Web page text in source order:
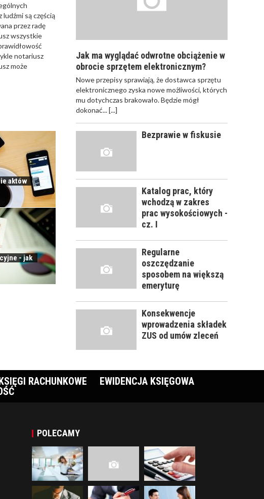
są częścią
przez radę
wszystkie
notariusz
może
aktów
- jak
PRACOWNIKÓW?
JAK POWINNO
WYGLĄDAĆ
PRAWIDŁOWE
SZKOLENIE
CZĘŚĆ PIERWSZA!
SZKOLENIE
PRACOWNIKÓW?
CZĘŚĆ DRUGA!
ROZWÓJ
PRACOWNIKA - JAK O
NIEGO DBAĆ?
Jak ma wyglądać odwrotne obciążenie w
obrocie sprzętem elektronicznym?
Nowe przepisy sprawiają, że dostawca sprzętu
elektronicznego zyska nowe możliwości, których
mu dotychczas brakowało. Będzie mógł
dokonać...[...]
Bezprawie w fiskusie
Katalog prac, który
wchodzą w zakres
prac wysokościowych -
cz. I
Regularne
oszczędzanie
sposobem na większą
emeryturę
Konsekwencje
wprowadzenia składek
ZUS od umów zleceń
RACHUNKOWE
EWIDENCJA KSIĘGOWA
POLECAMY